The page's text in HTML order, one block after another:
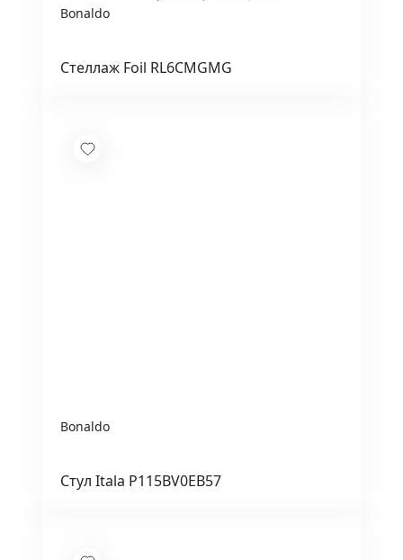
Bonaldo
Стеллаж Foil RL6CMGMG
Bonaldo
Стул Itala P115BV0EB57